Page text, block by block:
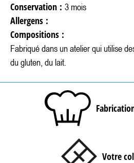
Conservation : 3 mois
Allergens :
Compositions :
Fabriqué dans un atelier qui utilise
du gluten, du lait.
Votre